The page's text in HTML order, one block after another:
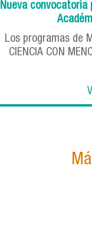
Nueva
Los programas de
CIENCIA CON